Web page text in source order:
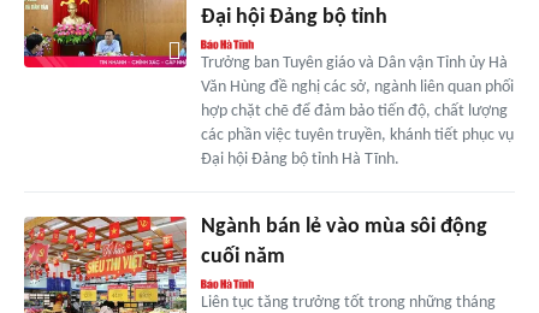
Đại hội Đảng bộ tỉnh
Trưởng ban Tuyên giáo và Dân vận Tỉnh ủy Hà
Văn Hùng đề nghị các sở, ngành liên quan phối
hợp chặt chẽ để đảm bảo tiến độ, chất lượng
các phần việc tuyên truyền, khánh tiết phục vụ
Đại hội Đảng bộ tỉnh Hà Tĩnh.
Ngành bán lẻ vào mùa sôi động
cuối năm
Liên tục tăng trưởng tốt trong những tháng